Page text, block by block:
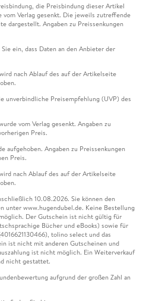
die Preisbindung dieser Artikel
Verlag gesenkt. Die jeweils zutreffende
dargestellt. Angaben zu Preissenkungen
ein, dass Daten an den Anbieter der
nach Ablauf des auf der Artikelseite
unverbindliche Preisempfehlung (UVP) des
vom Verlag gesenkt. Angaben zu
Preis.
aufgehoben. Angaben zu Preissenkungen
Preis.
nach Ablauf des auf der Artikelseite
10.08.2026. Sie können den
unter www.hugendubel.de. Keine Bestellung
Der Gutschein ist nicht gültig für
Bücher und eBooks) sowie für
tolino select und das
ist nicht mit anderen Gutscheinen und
ist nicht möglich. Ein Weiterverkauf
nicht gestattet.
aufgrund der großen Zahl an